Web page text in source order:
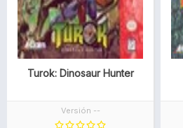
Turok: Dinosaur Hunter
Versión --